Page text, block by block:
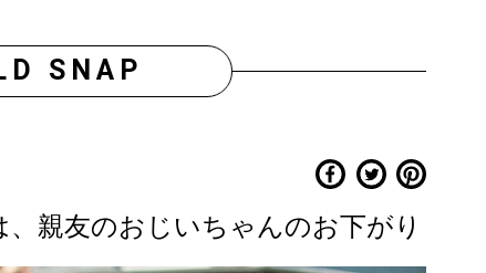
SNAP
親友のおじいちゃんのお下がり